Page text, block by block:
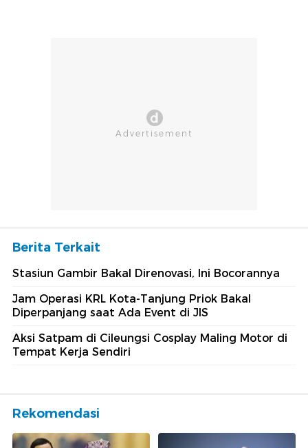
Berita Terkait
Stasiun Gambir Bakal Direnovasi, Ini Bocorannya
Jam Operasi KRL Kota-Tanjung Priok Bakal
Diperpanjang saat Ada Event di JIS
Aksi Satpam di Cileungsi Cosplay Maling Motor di
Tempat Kerja Sendiri
Rekomendasi